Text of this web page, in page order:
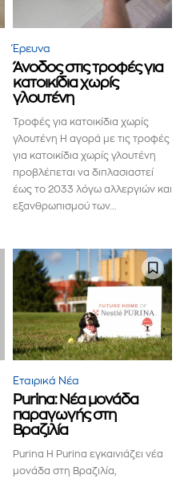
Έρευνα
Άνοδος στις τροφές για
κατοικίδια χωρίς
γλουτένη
Τροφές για κατοικίδια χωρίς
γλουτένη Η αγορά με τις τροφές
για κατοικίδια χωρίς γλουτένη
προβλέπεται να διπλασιαστεί
έως το 2033 λόγω αλλεργιών και
εξανθρωπισμού των...
Εταιρικά Νέα
Purina: Νέα μονάδα
παραγωγής στη
Βραζιλία
Purina Η Purina εγκαινιάζει νέα
μονάδα στη Βραζιλία,